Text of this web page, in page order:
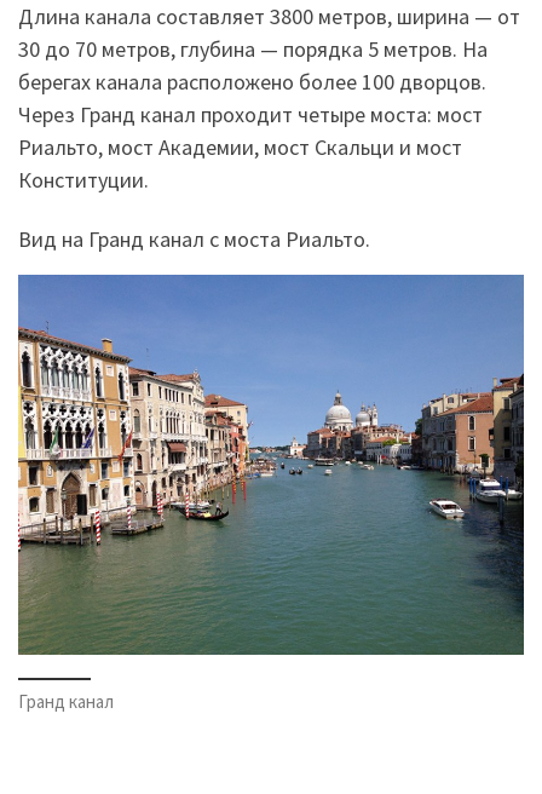
Длина канала составляет 3800 метров, ширина — от
30 до 70 метров, глубина — порядка 5 метров. На
берегах канала расположено более 100 дворцов.
Через Гранд канал проходит четыре моста: мост
Риальто, мост Академии, мост Скальци и мост
Конституции.
Вид на Гранд канал с моста Риальто.
Гранд канал